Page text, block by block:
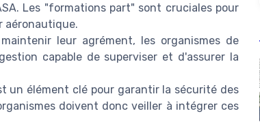
Les "formations part" sont cruciales pour
aéronautique.
leur agrément, les organismes de
capable de superviser et d'assurer la
un élément clé pour garantir la sécurité des
doivent donc veiller à intégrer ces